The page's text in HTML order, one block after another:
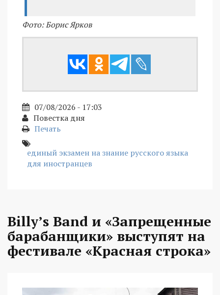
Фото: Борис Ярков
07/08/2026 - 17:03
Повестка дня
Печать
единый экзамен на знание русского языка
для иностранцев
Billy’s Band и «Запрещенные
барабанщики» выступят на
фестивале «Красная строка»